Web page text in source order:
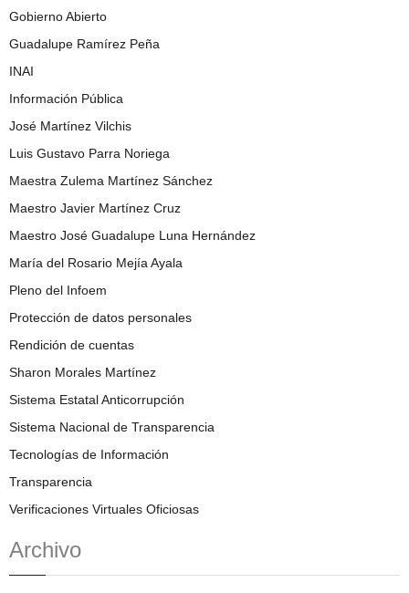
Gobierno Abierto
Guadalupe Ramírez Peña
INAI
Información Pública
José Martínez Vilchis
Luis Gustavo Parra Noriega
Maestra Zulema Martínez Sánchez
Maestro Javier Martínez Cruz
Maestro José Guadalupe Luna Hernández
María del Rosario Mejía Ayala
Pleno del Infoem
Protección de datos personales
Rendición de cuentas
Sharon Morales Martínez
Sistema Estatal Anticorrupción
Sistema Nacional de Transparencia
Tecnologías de Información
Transparencia
Verificaciones Virtuales Oficiosas
Archivo